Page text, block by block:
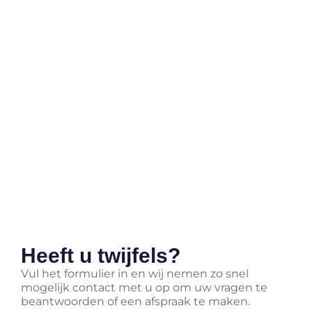
Heeft u twijfels?
Vul het formulier in en wij nemen zo snel
mogelijk contact met u op om uw vragen te
beantwoorden of een afspraak te maken.